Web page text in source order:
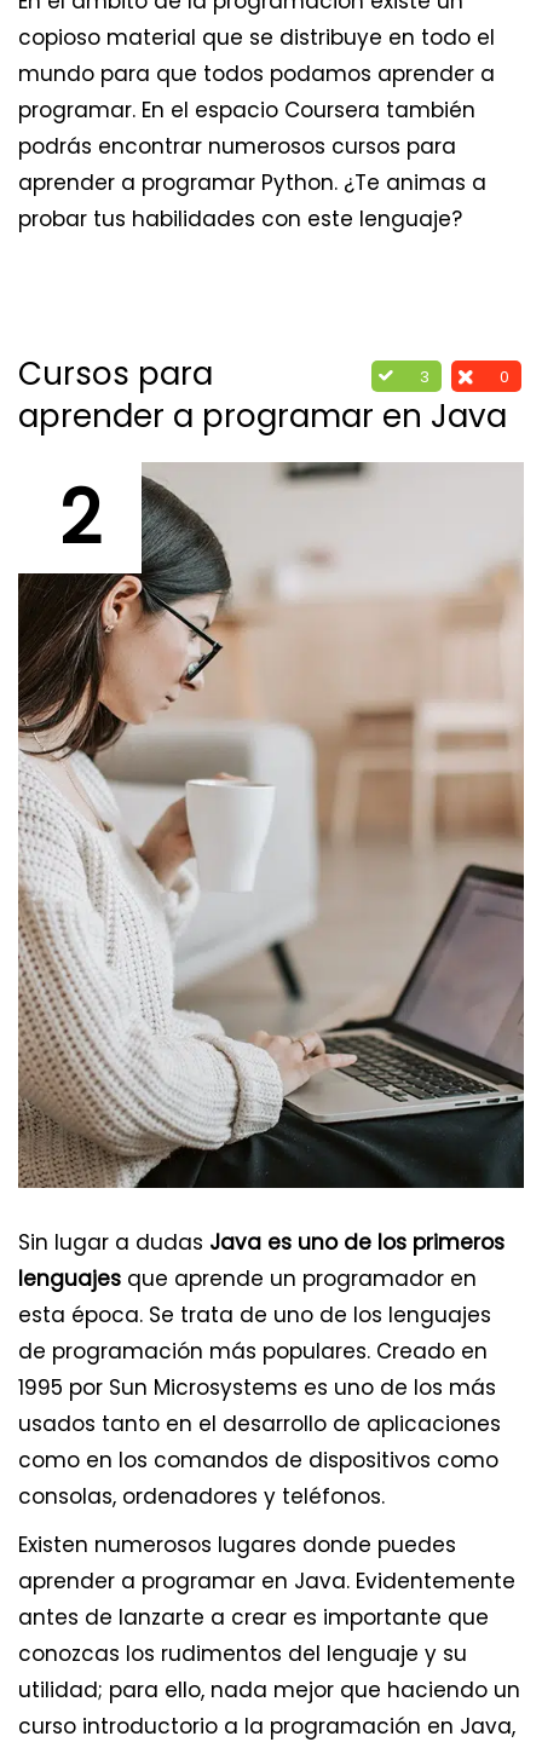
copioso material que se distribuye en todo el
mundo para que todos podamos aprender a
programar. En el espacio Coursera también
podrás encontrar numerosos cursos para
aprender a programar Python. ¿Te animas a
probar tus habilidades con este lenguaje?
3 0
Cursos para
aprender a programar en Java
2
Sin lugar a dudas Java es uno de los primeros
lenguajes que aprende un programador en
esta época. Se trata de uno de los lenguajes
de programación más populares. Creado en
1995 por Sun Microsystems es uno de los más
usados tanto en el desarrollo de aplicaciones
como en los comandos de dispositivos como
consolas, ordenadores y teléfonos.
Existen numerosos lugares donde puedes
aprender a programar en Java. Evidentemente
antes de lanzarte a crear es importante que
conozcas los rudimentos del lenguaje y su
utilidad; para ello, nada mejor que haciendo un
curso introductorio a la programación en Java,